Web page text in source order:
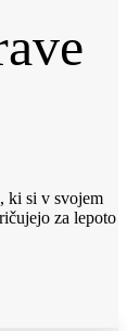
ki si v svojem
za lepoto